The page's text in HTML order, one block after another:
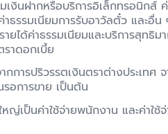
เงินฝากหรือบริการอิเล็กทรอนิกส์
ธรรมเนียมการรับอาวัลตั๋ว และอื่น
ยได้ค่าธรรมเนียมและบริการสุทธิ
าดอกเบี้ย
กการปริวรรตเงินตราต่างประเทศ
อการขาย เป็นต้น
ญ่เป็นค่าใช้จ่ายพนักงาน และค่าใช้